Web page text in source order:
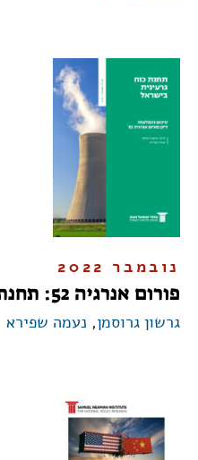
נובמבר 2022
פורום אנרגיה 52: תחנת כוח גרעינית בישראל
גרשון גרוסמן, נעמה שפירא